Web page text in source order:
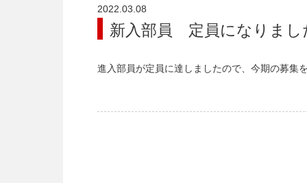
2022.03.08
新入部員 定員になりまし
進入部員が定員に達しましたので、今期の募集